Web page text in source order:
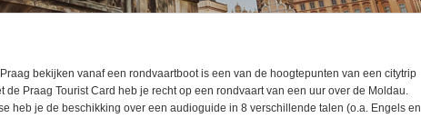
bekijken vanaf een rondvaartboot is een van de hoogtepunten van een citytrip
de Praag Tourist Card heb je recht op een rondvaart van een uur over de Moldau.
heb je de beschikking over een audioguide in 8 verschillende talen (o.a. Engels en